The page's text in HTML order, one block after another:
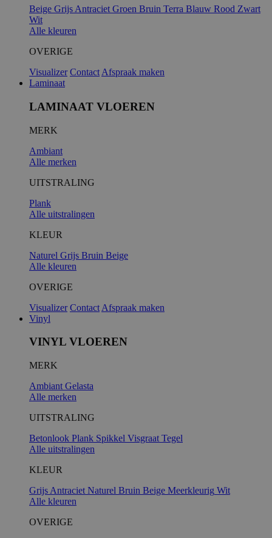
Beige Grijs Antraciet Groen Bruin Terra Blauw Rood Zwart
Wit
Alle kleuren
OVERIGE
Visualizer Contact Afspraak maken
Laminaat
LAMINAAT VLOEREN
MERK
Ambiant
Alle merken
UITSTRALING
Plank
Alle uitstralingen
KLEUR
Naturel Grijs Bruin Beige
Alle kleuren
OVERIGE
Visualizer Contact Afspraak maken
Vinyl
VINYL VLOEREN
MERK
Ambiant Gelasta
Alle merken
UITSTRALING
Betonlook Plank Spikkel Visgraat Tegel
Alle uitstralingen
KLEUR
Grijs Antraciet Naturel Bruin Beige Meerkleurig Wit
Alle kleuren
OVERIGE